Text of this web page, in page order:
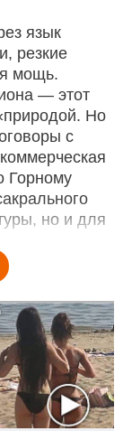
язык
резкие
мощь.
— этот
Но
с
Горному
но и для